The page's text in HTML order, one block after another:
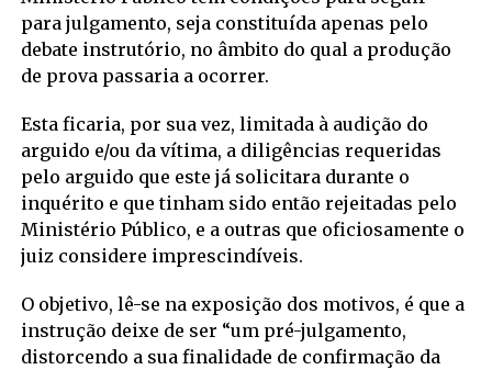
para julgamento, seja constituída apenas pelo
debate instrutório, no âmbito do qual a produção
de prova passaria a ocorrer.
Esta ficaria, por sua vez, limitada à audição do
arguido e/ou da vítima, a diligências requeridas
pelo arguido que este já solicitara durante o
inquérito e que tinham sido então rejeitadas pelo
Ministério Público, e a outras que oficiosamente o
juiz considere imprescindíveis.
O objetivo, lê-se na exposição dos motivos, é que a
instrução deixe de ser “um pré-julgamento,
distorcendo a sua finalidade de confirmação da